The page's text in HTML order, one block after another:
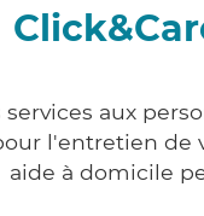
services aux
l'entretien
aide à domicile